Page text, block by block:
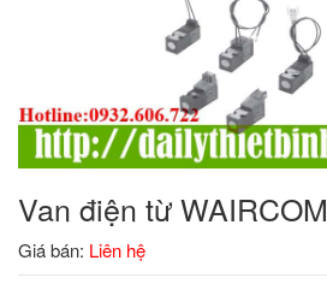
Van điện từ WAIRCOM
Giá bán: Liên hệ